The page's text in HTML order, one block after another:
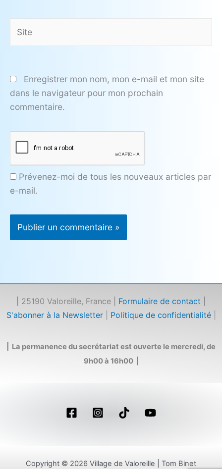
Enregistrer mon nom, mon e-mail et mon site
dans le navigateur pour mon prochain
commentaire.
Prévenez-moi de tous les nouveaux articles par
e-mail.
| 25190 Valoreille, France | Formulaire de contact
S'abonner à la Newsletter| Politique de confidentialité|
| La permanence du secrétariat est ouverte le mercredi, de
9h00 à 16h00 |
Copyright © 2026 Village de Valoreille | Tom Binet